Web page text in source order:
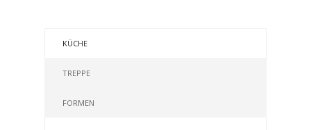
KÜCHE
TREPPE
FORMEN